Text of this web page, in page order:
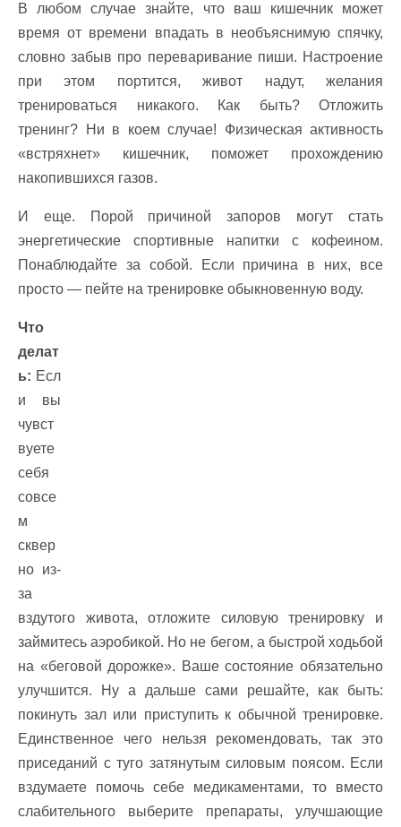
В любом случае знайте, что ваш кишечник может
время от времени впадать в необъяснимую спячку,
словно забыв про переваривание пиши. Настроение
при этом портится, живот надут, желания
тренироваться никакого. Как быть? Отложить
тренинг? Ни в коем случае! Физическая активность
«встряхнет» кишечник, поможет прохождению
накопившихся газов.
И еще. Порой причиной запоров могут стать
энергетические спортивные напитки с кофеином.
Понаблюдайте за собой. Если причина в них, все
просто — пейте на тренировке обыкновенную воду.
Что
делат
ь: Есл
и вы
чувст
вуете
себя
совсе
м
сквер
но из-
за
вздутого живота, отложите силовую тренировку и
займитесь аэробикой. Но не бегом, а быстрой ходьбой
на «беговой дорожке». Ваше состояние обязательно
улучшится. Ну а дальше сами решайте, как быть:
покинуть зал или приступить к обычной тренировке.
Единственное чего нельзя рекомендовать, так это
приседаний с туго затянутым силовым поясом. Если
вздумаете помочь себе медикаментами, то вместо
слабительного выберите препараты, улучшающие